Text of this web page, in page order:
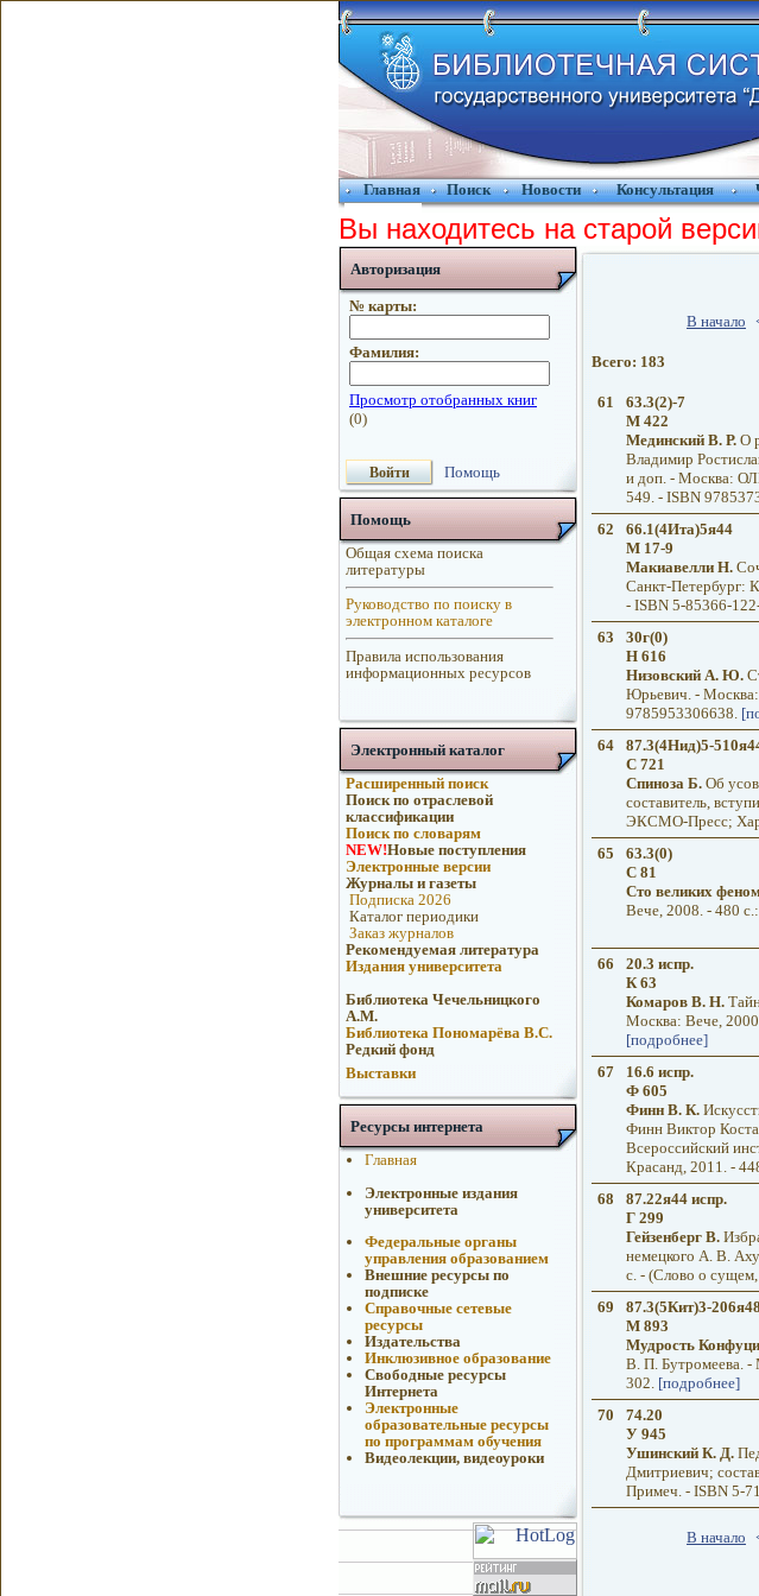
Главная Поиск Новости Консультация
Вы находитесь на старой
Авторизация
№ карты:
Фамилия:
Помощь
Помощь
Общая схема поиска
литературы
Руководство по поиску в
электронном каталоге
Правила использования
информационных ресурсов
Электронный каталог
Расширенный поиск
Поиск по отраслевой
классификации
Поиск по словарям
NEW!Новые поступления
Электронные версии
Журналы и газеты
Подписка 2026
Каталог периодики
Заказ журналов
Рекомендуемая литература
Издания университета
Библиотека Чечельницкого
А.М.
Библиотека Пономарёва В.С.
Редкий фонд
Выставки
Ресурсы интернета
Главная
Электронные издания
университета
Федеральные органы
управления образованием
Внешние ресурсы по
подписке
Справочные сетевые
ресурсы
Издательства
Инклюзивное образование
Свободные ресурсы
Интернета
Электронные
образовательные ресурсы
по программам обучения
Видеолекции, видеоуроки
В начало
Всего: 183
61
63.3(2)-7
М 422
Мединский В. Р.О
Владимир
и доп. - Москва:
549. - ISBN
62
66.1(4Ита)5я44
М 17-9
Макиавелли Н.
Санкт-Петербург:
- ISBN 5-85366-122-
63
30г(0)
Н 616
Низовский А. Ю.
Юрьевич. - Москва:
9785953306638.
64
87.3(4Нид)5-
С 721
Спиноза Б.Об
составитель,
ЭКСМО-Пресс;
65
63.3(0)
С 81
Сто великих
Вече, 2008. - 480
66
20.3 испр.
К 63
Комаров В. Н.
Москва: Вече,
[подробнее]
67
16.6 испр.
Ф 605
Финн В. К.
Финн Виктор
Всероссийский
Красанд, 2011. -
68
87.22я44 испр.
Г 299
Гейзенберг В.
немецкого А. В.
с. - (Слово о
69
87.3(5Кит)3-
М 893
Мудрость
В. П. Бутромеева.
302. [подробнее]
70
74.20
У 945
Ушинский К. Д.
Дмитриевич;
Примеч. - ISBN 5-
В начало